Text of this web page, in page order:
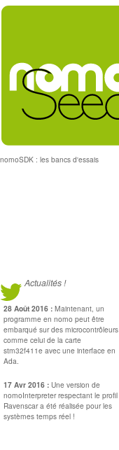
nomoSDK : les bancs d'essais
Actualités !
28 Août 2016 : Maintenant, un
programme en nomo peut être
embarqué sur des microcontrôleurs
comme celui de la carte
stm32f411e avec une interface en
Ada.
17 Avr 2016 : Une version de
nomoInterpreter respectant le profil
Ravenscar a été réalisée pour les
systèmes temps réel !